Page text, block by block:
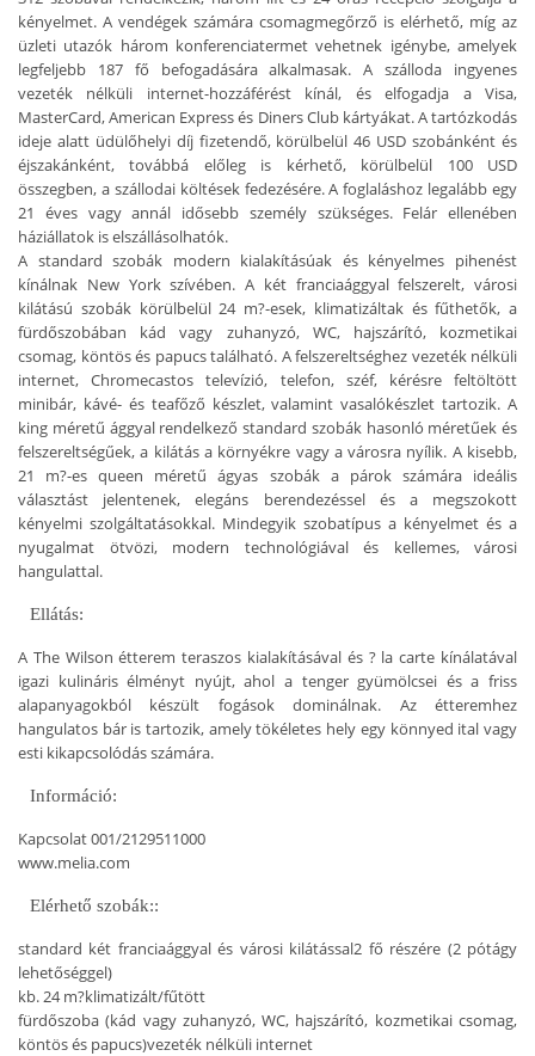
kényelmet. A vendégek számára csomagmegőrző is elérhető, míg az
üzleti utazók három konferenciatermet vehetnek igénybe, amelyek
legfeljebb 187 fő befogadására alkalmasak. A szálloda ingyenes
vezeték nélküli internet-hozzáférést kínál, és elfogadja a Visa,
MasterCard, American Express és Diners Club kártyákat. A tartózkodás
ideje alatt üdülőhelyi díj fizetendő, körülbelül 46 USD szobánként és
éjszakánként, továbbá előleg is kérhető, körülbelül 100 USD
összegben, a szállodai költések fedezésére. A foglaláshoz legalább egy
21 éves vagy annál idősebb személy szükséges. Felár ellenében
háziállatok is elszállásolhatók.
A standard szobák modern kialakításúak és kényelmes pihenést
kínálnak New York szívében. A két franciaággyal felszerelt, városi
kilátású szobák körülbelül 24 m?-esek, klimatizáltak és fűthetők, a
fürdőszobában kád vagy zuhanyzó, WC, hajszárító, kozmetikai
csomag, köntös és papucs található. A felszereltséghez vezeték nélküli
internet, Chromecastos televízió, telefon, széf, kérésre feltöltött
minibár, kávé- és teafőző készlet, valamint vasalókészlet tartozik. A
king méretű ággyal rendelkező standard szobák hasonló méretűek és
felszereltségűek, a kilátás a környékre vagy a városra nyílik. A kisebb,
21 m?-es queen méretű ágyas szobák a párok számára ideális
választást jelentenek, elegáns berendezéssel és a megszokott
kényelmi szolgáltatásokkal. Mindegyik szobatípus a kényelmet és a
nyugalmat ötvözi, modern technológiával és kellemes, városi
hangulattal.
Ellátás:
A The Wilson étterem teraszos kialakításával és ? la carte kínálatával
igazi kulináris élményt nyújt, ahol a tenger gyümölcsei és a friss
alapanyagokból készült fogások dominálnak. Az étteremhez
hangulatos bár is tartozik, amely tökéletes hely egy könnyed ital vagy
esti kikapcsolódás számára.
Információ:
Kapcsolat001/2129511000
www.melia.com
Elérhető szobák::
standard két franciaággyal és városi kilátással2 fő részére (2 pótágy
lehetőséggel)
kb. 24 m?klimatizált/fűtött
fürdőszoba (kád vagy zuhanyzó, WC, hajszárító, kozmetikai csomag,
köntös és papucs)vezeték nélküli internet